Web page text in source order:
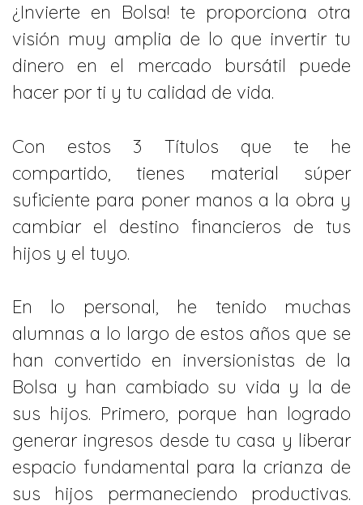
¿Invierte en Bolsa! te proporciona otra
visión muy amplia de lo que invertir tu
dinero en el mercado bursátil puede
hacer por ti y tu calidad de vida.
Con estos 3 Títulos que te he
compartido, tienes material súper
suficiente para poner manos a la obra y
cambiar el destino financieros de tus
hijos y el tuyo.
En lo personal, he tenido muchas
alumnas a lo largo de estos años que se
han convertido en inversionistas de la
Bolsa y han cambiado su vida y la de
sus hijos. Primero, porque han logrado
generar ingresos desde tu casa y liberar
espacio fundamental para la crianza de
sus hijos permaneciendo productivas.